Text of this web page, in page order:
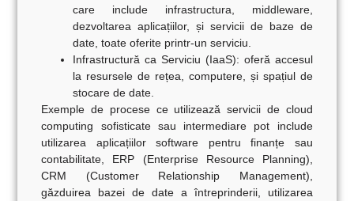
care include infrastructura, middleware,
dezvoltarea aplicațiilor, și servicii de baze de
date, toate oferite printr-un serviciu.
Infrastructură ca Serviciu (IaaS): oferă accesul
la resursele de rețea, computere, și spațiul de
stocare de date.
Exemple de procese ce utilizează servicii de cloud
computing sofisticate sau intermediare pot include
utilizarea aplicațiilor software pentru finanțe sau
contabilitate, ERP (Enterprise Resource Planning),
CRM (Customer Relationship Management),
găzduirea bazei de date a întreprinderii, utilizarea